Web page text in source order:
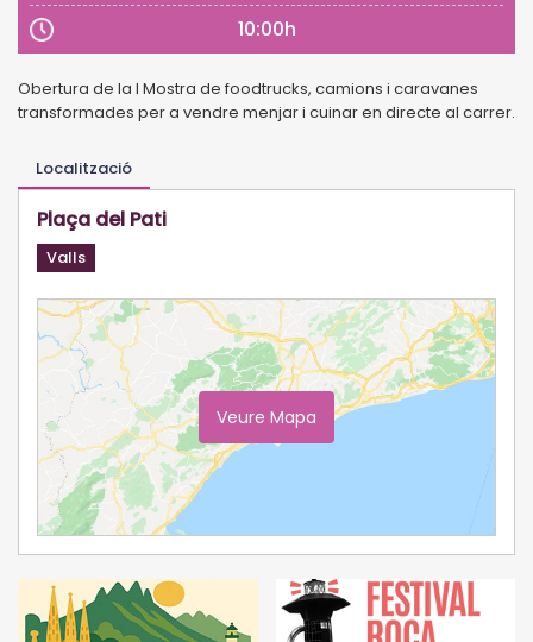
10:00h
Obertura de la I Mostra de foodtrucks, camions i caravanes
transformades per a vendre menjar i cuinar en directe al carrer.
Localització
Plaça del Pati
Valls
Veure Mapa